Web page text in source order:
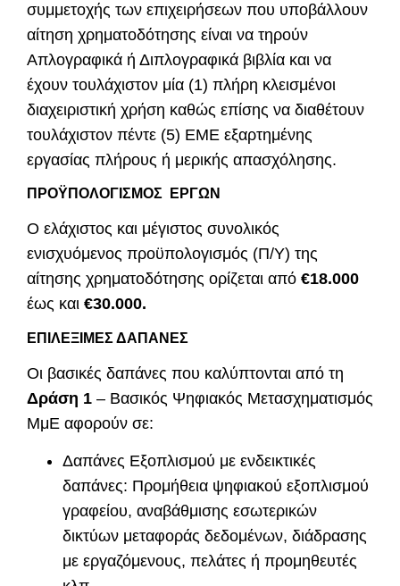
συμμετοχής των επιχειρήσεων που υποβάλλουν
αίτηση χρηματοδότησης είναι να τηρούν
Απλογραφικά ή Διπλογραφικά βιβλία και να
έχουν τουλάχιστον μία (1) πλήρη κλεισμένοι
διαχειριστική χρήση καθώς επίσης να διαθέτουν
τουλάχιστον πέντε (5) ΕΜΕ εξαρτημένης
εργασίας πλήρους ή μερικής απασχόλησης.
ΠΡΟΫΠΟΛΟΓΙΣΜΟΣ ΕΡΓΩΝ
Ο ελάχιστος και μέγιστος συνολικός
ενισχυόμενος προϋπολογισμός (Π/Υ) της
αίτησης χρηματοδότησης ορίζεται από €18.000
έως και €30.000.
ΕΠΙΛΕΞΙΜΕΣ ΔΑΠΑΝΕΣ
Οι βασικές δαπάνες που καλύπτονται από τη
Δράση 1 – Βασικός Ψηφιακός Μετασχηματισμός
ΜμΕ αφορούν σε:
Δαπάνες Εξοπλισμού με ενδεικτικές
δαπάνες: Προμήθεια ψηφιακού εξοπλισμού
γραφείου, αναβάθμισης εσωτερικών
δικτύων μεταφοράς δεδομένων, διάδρασης
με εργαζόμενους, πελάτες ή προμηθευτές